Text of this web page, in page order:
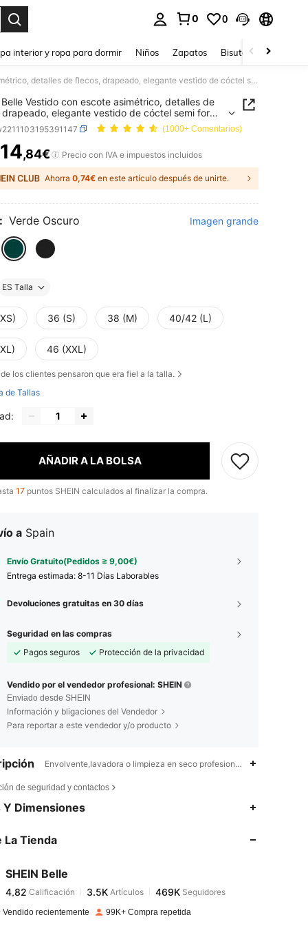
0 0
interior y ropa para dormir Niños Zapatos Bisutería Y
SHEIN Belle Vestido con escote asimétrico, detalles de flecos, drapeado, elegante vestido de cóctel semi formal para fiesta de graduación, cena, baile de graduación, fiesta, boda
Belle Vestido con escote asimétrico, detalles de
elegante vestido de cóctel semi formal
de graduación, cena, baile de graduación,
(1000+ Comentarios)
AND AVAILABILITY
14,84€ Precio con IVA e impuestos incluidos
Ahorra 0,74€ en este artículo después de unirte.
Verde Oscuro Imagen grande
ES Talla
36 (S) 38 (M) 40/42 (L)
46 (XXL)
de los clientes pensaron que era fiel a la talla.
de Tallas
AÑADIR A LA BOLSA
17 puntos SHEIN calculados al finalizar la compra.
a Spain
Envío Gratuito(Pedidos ≥ 9,00€)
Entrega estimada: 8-11 Días Laborables
Devoluciones gratuitas en 30 días
Seguridad en las compras
Pagos seguros
Protección de la privacidad
Vendido por el vendedor profesional: SHEIN
Enviado desde SHEIN
Información y bligaciones del Vendedor
Para reportar a este vendedor y/o producto
Envolvente,lavadora o limpieza en seco profesional,Tela tricotada
de seguridad y contactos
Y Dimensiones
La Tienda
SHEIN Belle
4,82
4,82
g***fpagadoHace 1 día
Vendido recientemente 99K+ Compra repetida